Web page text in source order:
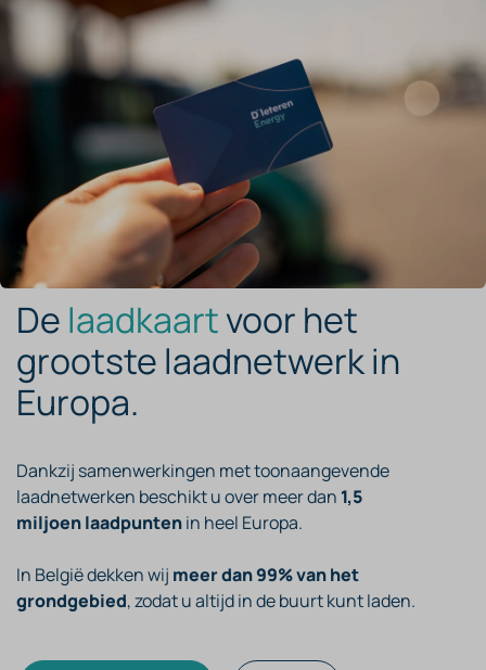
De laadkaartvoor het
grootste laadnetwerk in
Europa.
Dankzij samenwerkingen met toonaangevende
laadnetwerken beschikt u over meer dan 1,5
miljoen laadpuntenin heel Europa.
In België dekken wij meer dan 99% van het
grondgebied, zodat u altijd in de buurt kunt laden.​